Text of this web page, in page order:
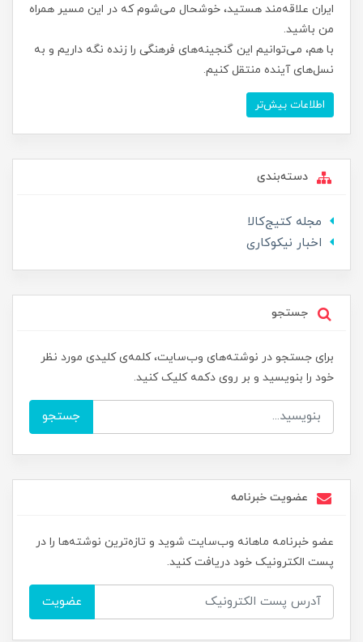
ایران علاقه‌مند هستید، خوشحال می‌شوم که در این مسیر همراه
من باشید.
با هم، می‌توانیم این گنجینه‌های فرهنگی را زنده نگه داریم و به
نسل‌های آینده منتقل کنیم.
اطلاعات بیش‌تر
دسته‌بندی
مجله کتیج‌کالا
اخبار نیکوکاری
جستجو
برای جستجو در نوشته‌های وب‌سایت، کلمه‌ی کلیدی مورد نظر
خود را بنویسید و بر روی دکمه کلیک کنید.
جستجو
عضویت خبرنامه
عضو خبرنامه ماهانه وب‌سایت شوید و تازه‌ترین نوشته‌ها را در
پست الکترونیک خود دریافت کنید.
عضویت